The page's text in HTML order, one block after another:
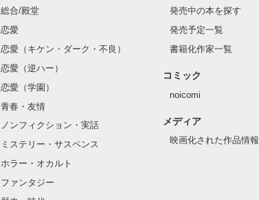
総合/殿堂
恋愛
恋愛（キケン・ダーク・不良）
恋愛（逆ハー）
恋愛（学園）
青春・友情
ノンフィクション・実話
ミステリー・サスペンス
ホラー・オカルト
ファンタジー
発売中の本を探す
発売予定一覧
書籍化作家一覧
コミック
noicomi
メディア
映画化された作品情報